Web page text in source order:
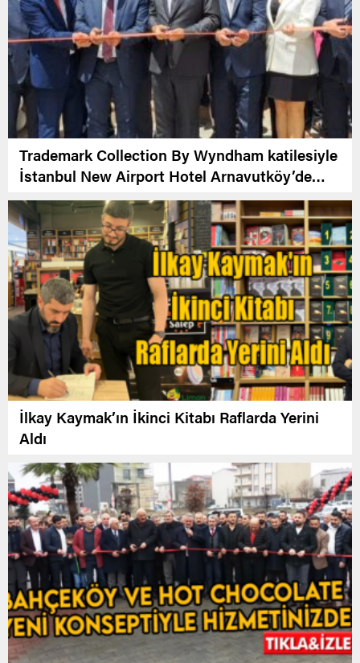
Trademark Collection By Wyndham katilesiyle
İstanbul New Airport Hotel Arnavutköy’de
Açıldı
İlkay Kaymak’ın İkinci Kitabı Raflarda Yerini
Aldı